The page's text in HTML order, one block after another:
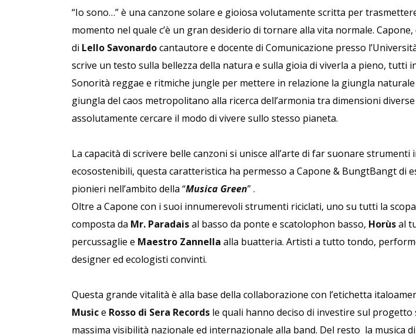
“Io sono…” è una canzone solare e gioiosa volutamente scritta per
momento nel quale c’è un gran desiderio di tornare alla vita normale.
di Lello Savonardocantautore e docente di Comunicazione presso
scrive un testo sulla bellezza della natura e sulla gioia di viverla a pieno, tutti
Sonorità reggae e ritmiche jungle per mettere in relazione la giungla
giungla del caos metropolitano alla ricerca dell’armonia tra dimensioni
assolutamente cercare il modo di vivere sullo stesso pianeta.
La capacità di scrivere belle canzoni si unisce all’arte di far suonare strumenti
ecosostenibili, questa caratteristica ha permesso a Capone & BungtBangt di
pionieri nell’ambito della “Musica Green” .
Oltre a Capone con i suoi innumerevoli strumenti riciclati, uno su tutti la
composta da Mr. Paradaisal basso da ponte e scatolophon basso, Horùsal
percussaglie e Maestro Zannella alla buatteria. Artisti a tutto tondo,
designer ed ecologisti convinti.
Questa grande vitalità è alla base della collaborazione con l’etichetta
Musice Rosso di Sera Records le quali hanno deciso di investire sul progetto
massima visibilità nazionale ed internazionale alla band. Del resto la musica